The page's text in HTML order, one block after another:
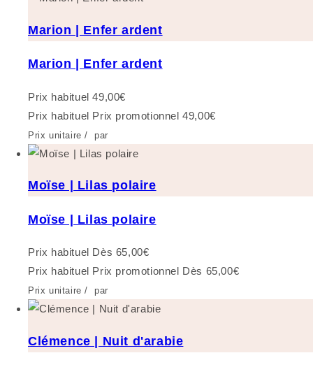
Marion | Enfer ardent
Marion | Enfer ardent
Prix habituel 49,00€
Prix habituel Prix promotionnel 49,00€
Prix unitaire / par
Moïse | Lilas polaire
Moïse | Lilas polaire
Prix habituel Dès 65,00€
Prix habituel Prix promotionnel Dès 65,00€
Prix unitaire / par
Clémence | Nuit d'arabie